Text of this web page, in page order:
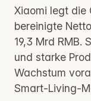
Xiaomi legt die
bereinigte
19,3 Mrd RMB.
und starke
Wachstum
Smart-Living-